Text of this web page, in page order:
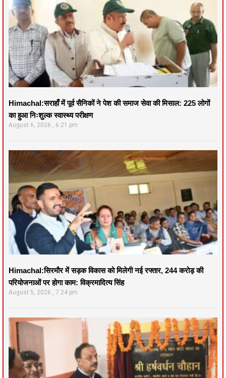
Himachal:सराहाँ में पूर्व सैनिकों ने पेश की समाज सेवा की मिसाल: 225 लोगों
का हुआ निःशुल्क स्वास्थ्य परीक्षण
August 6, 2026 6:21 pm
Himachal:सिरमौर में सड़क विकास को मिलेगी नई रफ्तार, 244 करोड़ की
परियोजनाओं पर होगा काम: विक्रमादित्य सिंह
August 5, 2026 7:24 pm